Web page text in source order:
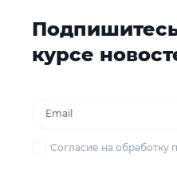
курсе
Согласие на обработку